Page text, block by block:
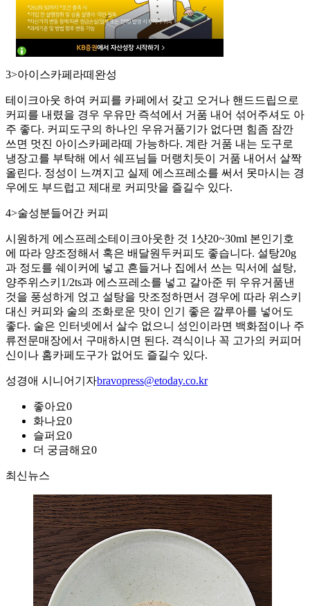
3>아이스카페라떼완성
테이크아웃 하여 커피를 카페에서 갖고 오거나 핸드드립으로
커피를 내렸을 경우 우유만 즉석에서 거품 내어 섞어주셔도 아
주 좋다. 커피도구의 하나인 우유거품기가 없다면 힘좀 잠깐
쓰면 멋진 아이스카페라떼 가능하다. 계란 거품 내는 도구로
냉장고를 부탁해 에서 쉐프님들 머랭치듯이 거품 내어서 살짝
올린다. 정성이 느껴지고 실제 에스프레소를 써서 못마시는 경
우에도 부드럽고 제대로 커피맛을 즐길수 있다.
4>술성분들어간 커피
시원하게 에스프레소테이크아웃한 것 1샷20~30ml 본인기호
에 따라 양조정해서 혹은 배달원두커피도 좋습니다. 설탕20g
과 정도를 쉐이커에 넣고 흔들거나 집에서 쓰는 믹서에 설탕,
양주위스키1/2ts과 에스프레소를 넣고 갈아준 뒤 우유거품낸
것을 풍성하게 얹고 설탕을 맛조정하면서 경우에 따라 위스키
대신 커피와 술의 조화로운 맛이 인기 좋은 깔루아를 넣어도
좋다. 술은 인터넷에서 살수 없으니 성인이라면 백화점이나 주
류전문매장에서 구매하시면 된다. 격식이나 꼭 고가의 커피머
신이나 홈카페도구가 없어도 즐길수 있다.
성경애 시니어기자bravopress@etoday.co.kr
좋아요0
화나요0
슬퍼요0
더 궁금해요0
최신뉴스